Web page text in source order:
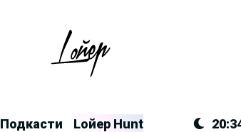
Подкасти Lойер Hunt